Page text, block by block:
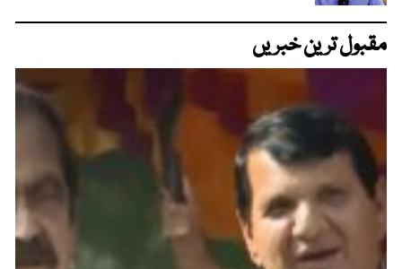
مقبول ترین خبریں